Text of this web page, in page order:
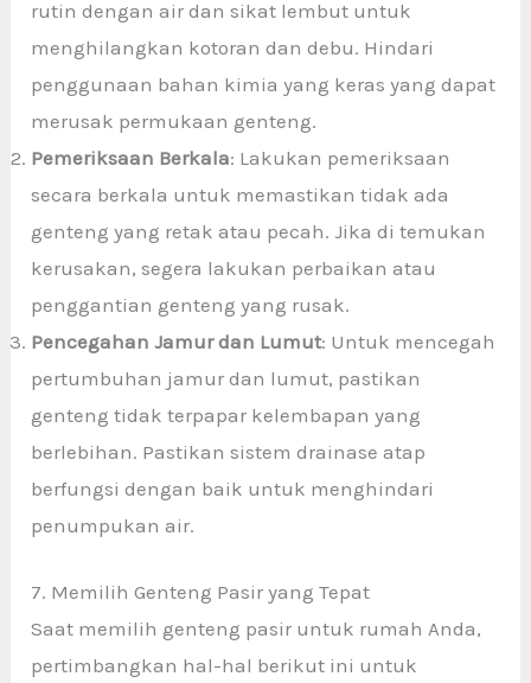
rutin dengan air dan sikat lembut untuk
menghilangkan kotoran dan debu. Hindari
penggunaan bahan kimia yang keras yang dapat
merusak permukaan genteng.
Pemeriksaan Berkala: Lakukan pemeriksaan
secara berkala untuk memastikan tidak ada
genteng yang retak atau pecah. Jika di temukan
kerusakan, segera lakukan perbaikan atau
penggantian genteng yang rusak.
Pencegahan Jamur dan Lumut: Untuk mencegah
pertumbuhan jamur dan lumut, pastikan
genteng tidak terpapar kelembapan yang
berlebihan. Pastikan sistem drainase atap
berfungsi dengan baik untuk menghindari
penumpukan air.
7. Memilih Genteng Pasir yang Tepat
Saat memilih genteng pasir untuk rumah Anda,
pertimbangkan hal-hal berikut ini untuk